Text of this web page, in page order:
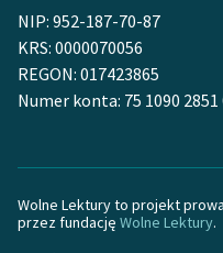
twórców przechodzących
do domeny publicznej,
lektur szkolnych oraz
Starego Testamentu
Szkoła Poezji Wolnych
Lektur
NIP: 952-187-70-87
KRS: 0000070056
REGON: 017423865
Numer konta: 75 1090 2851
Wolne Lektury to projekt
przez fundację Wolne Lektury.